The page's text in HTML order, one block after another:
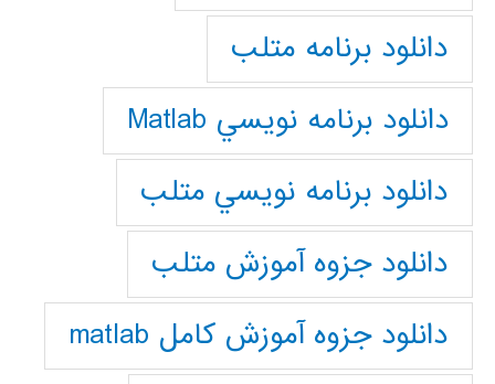
دانلود برنامه متلب
دانلود برنامه نويسي Matlab
دانلود برنامه نويسي متلب
دانلود جزوه آموزش متلب
دانلود جزوه آموزش کامل matlab